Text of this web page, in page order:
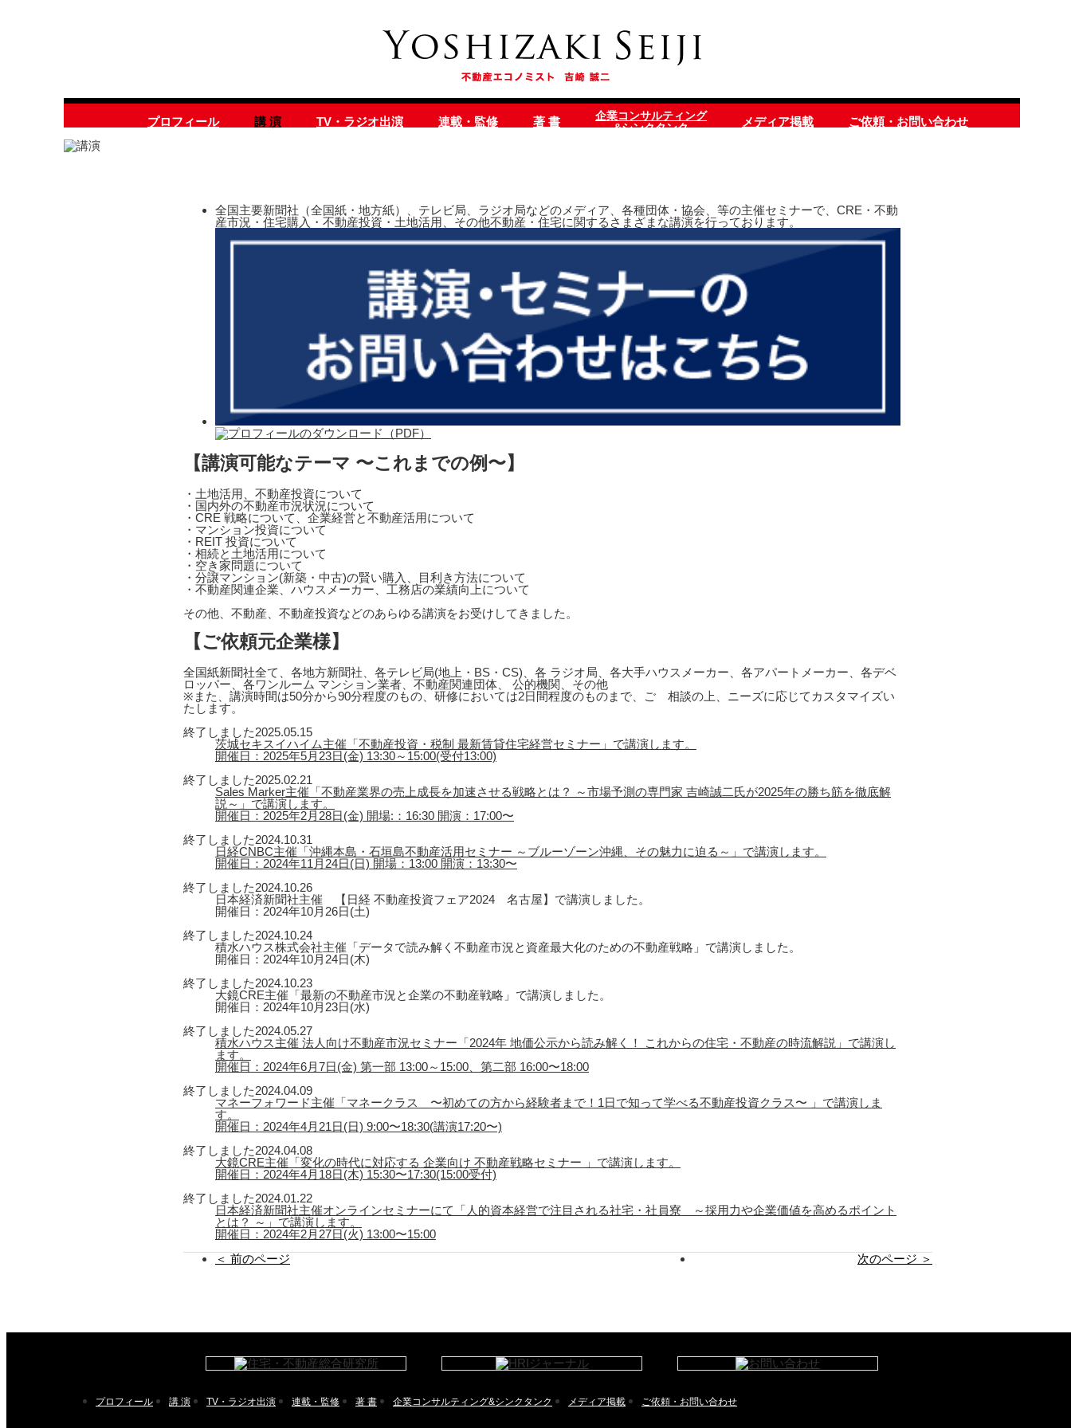
プロフィール 講 演 TV・ラジオ出演 連載・監修 著 書
企業コンサルティング
&シンクタンク
メディア掲載 ご依頼・お問い合わせ
全国主要新聞社（全国紙・地方紙）、テレビ局、ラジオ局などのメディア、各種団体・協会、等の主催セミナーで、CRE・不動
産市況・住宅購入・不動産投資・土地活用、その他不動産・住宅に関するさまざまな講演を行っております。
【講演可能なテーマ 〜これまでの例〜】
・土地活用、不動産投資について
・国内外の不動産市況状況について
・CRE 戦略について、企業経営と不動産活用について
・マンション投資について
・REIT 投資について
・相続と土地活用について
・空き家問題について
・分譲マンション(新築・中古)の賢い購入、目利き方法について
・不動産関連企業、ハウスメーカー、工務店の業績向上について
その他、不動産、不動産投資などのあらゆる講演をお受けしてきました。
【ご依頼元企業様】
全国紙新聞社全て、各地方新聞社、各テレビ局(地上・BS・CS)、各 ラジオ局、各大手ハウスメーカー、各アパートメーカー、各デベ
ロッパー、各ワンルーム マンション業者、不動産関連団体、 公的機関、その他
※また、講演時間は50分から90分程度のもの、研修においては2日間程度のものまで、ご゙相談の上、ニーズに応じてカスタマイズい
たします。
終了しました2025.05.15
茨城セキスイハイム主催「不動産投資・税制 最新賃貸住宅経営セミナー」で講演します。
開催日：2025年5月23日(金) 13:30～15:00(受付13:00)
終了しました2025.02.21
Sales Marker主催「不動産業界の売上成長を加速させる戦略とは？ ～市場予測の専門家 吉崎誠二氏が2025年の勝ち筋を徹底解
説～」で講演します。
開催日：2025年2月28日(金) 開場:：16:30 開演：17:00〜
終了しました2024.10.31
日経CNBC主催「沖縄本島・石垣島不動産活用セミナー ～ブルーゾーン沖縄、その魅力に迫る～」で講演します。
開催日：2024年11月24日(日) 開場：13:00 開演：13:30〜
終了しました2024.10.26
日本経済新聞社主催 【日経 不動産投資フェア2024 名古屋】で講演しました。
開催日：2024年10月26日(土)
終了しました2024.10.24
積水ハウス株式会社主催「データで読み解く不動産市況と資産最大化のための不動産戦略」で講演しました。
開催日：2024年10月24日(木)
終了しました2024.10.23
大鏡CRE主催「最新の不動産市況と企業の不動産戦略」で講演しました。
開催日：2024年10月23日(水)
終了しました2024.05.27
積水ハウス主催 法人向け不動産市況セミナー「2024年 地価公示から読み解く！ これからの住宅・不動産の時流解説」で講演し
ます。
開催日：2024年6月7日(金) 第一部 13:00～15:00、第二部 16:00〜18:00
終了しました2024.04.09
マネーフォワード主催「マネークラス 〜初めての方から経験者まで！1日で知って学べる不動産投資クラス〜 」で講演しま
す。
開催日：2024年4月21日(日) 9:00〜18:30(講演17:20〜)
終了しました2024.04.08
大鏡CRE主催「変化の時代に対応する 企業向け 不動産戦略セミナー 」で講演します。
開催日：2024年4月18日(木) 15:30〜17:30(15:00受付)
終了しました2024.01.22
日本経済新聞社主催オンラインセミナーにて「人的資本経営で注目される社宅・社員寮 ～採用力や企業価値を高めるポイント
とは？ ～」で講演します。
開催日：2024年2月27日(火) 13:00〜15:00
＜ 前のページ
次のページ ＞
プロフィール 講 演 TV・ラジオ出演 連載・監修 著 書 企業コンサルティング&シンクタンク メディア掲載 ご依頼・お問い合わせ